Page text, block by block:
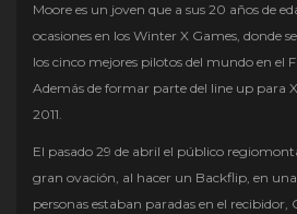
Moore es un joven que a sus 20 años de
ocasiones en los Winter X Games, donde
los cinco mejores pilotos del mundo en el
Además de formar parte del line up para
2011.
El pasado 29 de abril el público
gran ovación, al hacer un Backflip, en
personas estaban paradas en el recibidor,